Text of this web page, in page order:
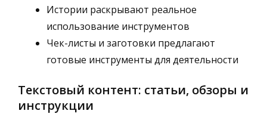
Истории раскрывают реальное
использование инструментов
Чек-листы и заготовки предлагают
готовые инструменты для деятельности
Текстовый контент: статьи, обзоры и
инструкции